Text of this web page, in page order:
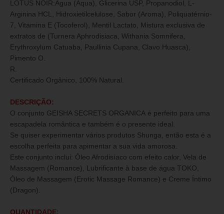
LOTUS NOIR:Água (Aqua), Glicerina USP, Propanodiol, L-
Arginina HCL, Hidroxietilcelulose, Sabor (Aroma), Poliquatérnio-
7, Vitamina E (Tocoferol), Mentil Lactato, Mistura exclusiva de
extratos de (Turnera Aphrodisiaca, Withania Somnifera,
Erythroxylum Catuaba, Paullinia Cupana, Clavo Huasca),
Pimento O.
R.
Certificado Orgânico, 100% Natural.
DESCRIÇÃO:
O conjunto GEISHA SECRETS ORGANICA é perfeito para uma
escapadela romântica e também é o presente ideal.
Se quiser experimentar vários produtos Shunga, então esta é a
escolha perfeita para apimentar a sua vida amorosa.
Este conjunto inclui: Óleo Afrodisíaco com efeito calor, Vela de
Massagem (Romance), Lubrificante à base de água TOKO,
Óleo de Massagem (Erotic Massage Romance) e Creme Íntimo
(Dragon).
QUANTIDADE: